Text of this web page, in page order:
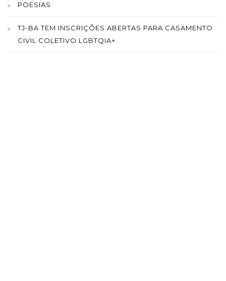
POESIAS
TJ-BA TEM INSCRIÇÕES ABERTAS PARA CASAMENTO
CIVIL COLETIVO LGBTQIA+